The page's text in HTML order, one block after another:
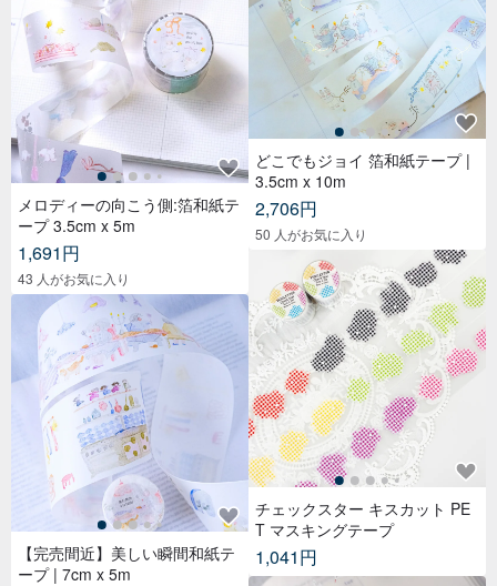
メロディーの向こう側:箔和紙テ
ープ 3.5cm x 5m
1,691円
43 人がお気に入り
【完売間近】美しい瞬間和紙テ
ープ | 7cm x 5m
どこでもジョイ 箔和紙テープ |
3.5cm x 10m
2,706円
50 人がお気に入り
チェックスター キスカット PE
T マスキングテープ
1,041円